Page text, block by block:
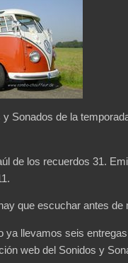
y Sonados de la
de los recuerdos 31.
que escuchar antes de
ya llevamos seis
web del Sonidos y